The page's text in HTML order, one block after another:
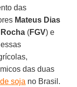
das
Mateus Dias
(FGV) e
das duas
soja no Brasil.